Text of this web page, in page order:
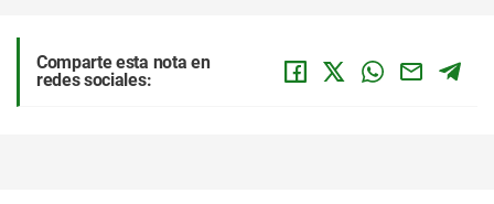
Comparte esta nota en
redes sociales: